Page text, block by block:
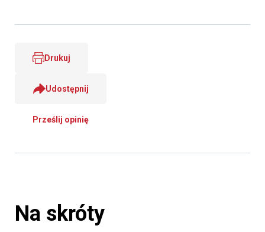
Drukuj
Udostępnij
Prześlij opinię
Na skróty